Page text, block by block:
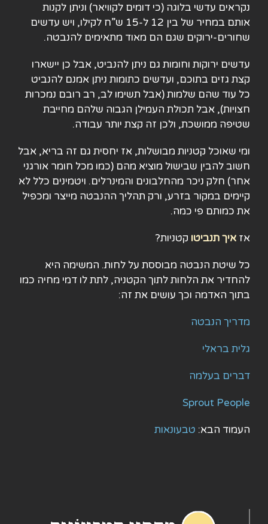
נקראים עדשי בלוגה (כי דומים לקוויאר) וניתן לקנות
אותם במחיר של בין 12 ל-15 ש”ח לקילו, ויש עדשים
שחורים-ירוקים שגם הם מאוד מתאימים להנבטה.
עדשים ירוקות וחומות גם ניתן להנביט, אבל כן יישארו
קצת גזים בתוכם, ועדשים כתומות ניתן אמנם להנביט
כל עוד שהם שלמות (אבל תשימו לב, רב רובם נמכרות
חצויות), אבל תכולת העמילן הגבוה שלהם מחייבת
שטיפה ממושכת, ולכן זה קצת יותר עבודה.
ומי שאוכל קטניות מבושלות, אז יחסית גם זה בריא, אבל
חשוב להבין שבישול מוציא מהם (כמו מכל חומר אורגני
אחר) חלק ניכר מהחלבונים והמינרלים. ויטמינים כלל לא
קיימים במקור בזרע, ורק תהליך ההנבטה מייצר ומכפיל
את כמותם פי כמה.
אז איך תנביטו קטניות?
כל שיטת הנבטה מבוססת על לחות. המשימה היא
להחדיר את הלחות לתוך הקטניה, לתת לו דמי מחיה כמו
בתוך האדמה וכך עושים את זה:
מדריך הנבטה
גלית בראלי
דברים בעלמה
Sprout People
העמוד הבא: טבעונאות